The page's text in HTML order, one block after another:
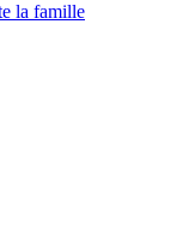
la famille